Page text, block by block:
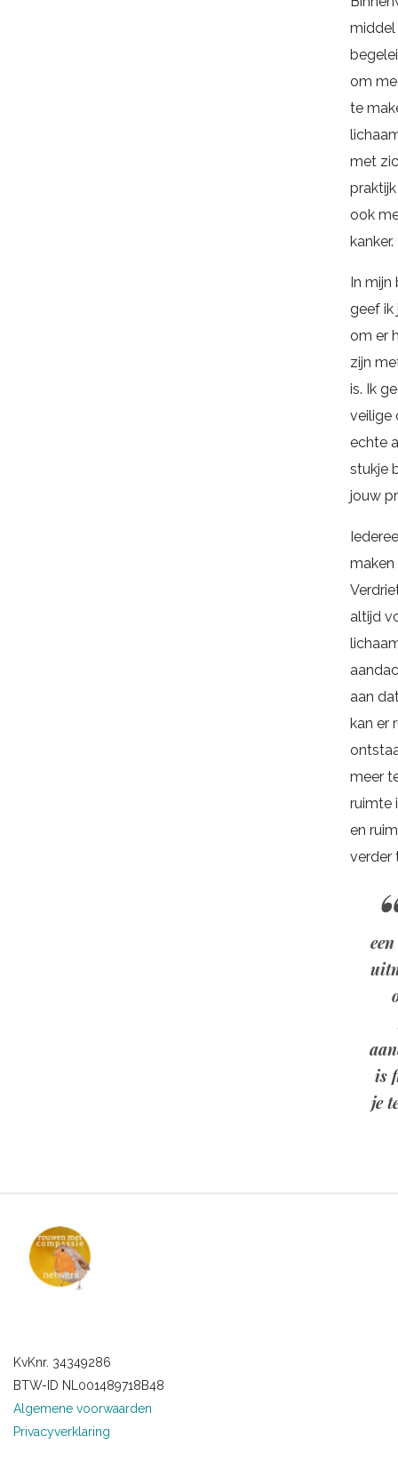
middel
om
te
met
ook
kanker.
In
geef ik
om er
zijn
is. Ik
veilige
echte
stukje
jouw
maken
altijd
aan
kan er
meer
ruimte
en
verder
is
je
KvKnr. 34349286
BTW-ID NL001489718B48
Algemene voorwaarden
Privacyverklaring